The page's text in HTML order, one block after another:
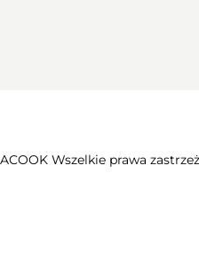
Wszelkie prawa